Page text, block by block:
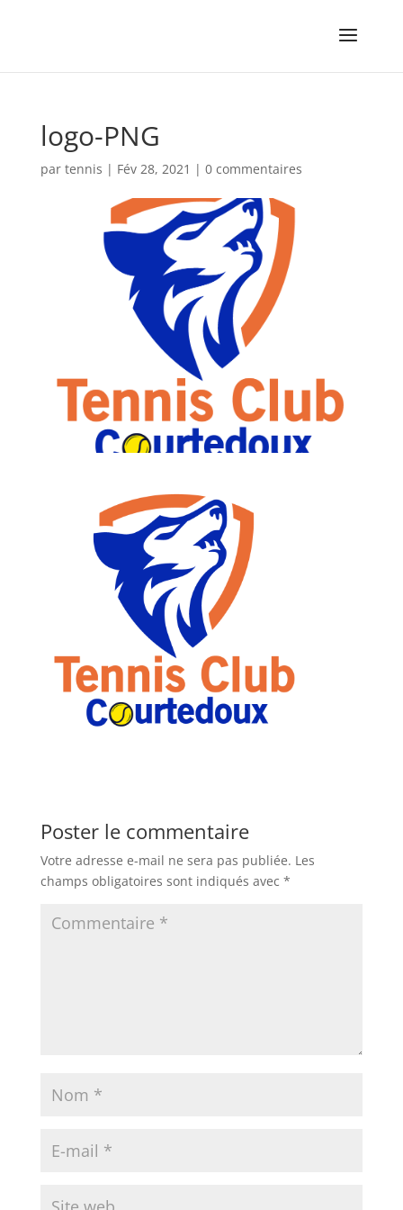
logo-PNG
par tennis | Fév 28, 2021 | 0 commentaires
Poster le commentaire
Votre adresse e-mail ne sera pas publiée. Les
champs obligatoires sont indiqués avec *